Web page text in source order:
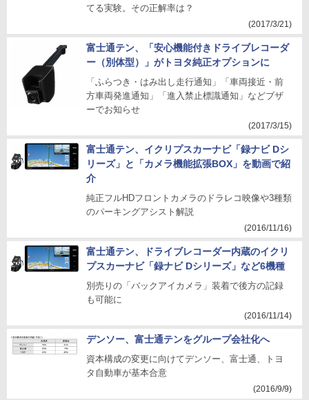
てる実験。その正解率は？
(2017/3/21)
富士通テン、「安心機能付きドライブレコーダ
ー（別体型）」がトヨタ純正オプションに
「ふらつき・はみ出し走行通知」「車両接近・前
方車両発進通知」「進入禁止標識通知」などブザ
ーでお知らせ
(2017/3/15)
富士通テン、イクリプスカーナビ「録ナビ Dシ
リーズ」と「カメラ機能拡張BOX」を動画で紹
介
純正フルHDフロントカメラのドラレコ映像や3種類
のパーキングアシスト解説
(2016/11/16)
富士通テン、ドライブレコーダー内蔵のイクリ
プスカーナビ「録ナビ Dシリーズ」など6機種
別売りの「バックアイカメラ」装着で後方の記録
も可能に
(2016/11/14)
デンソー、富士通テンをグループ会社化へ
資本構成の変更に向けてデンソー、富士通、トヨ
タ自動車が基本合意
(2016/9/9)